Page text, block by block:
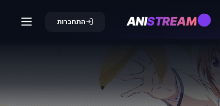
ANISTREAM התחברות